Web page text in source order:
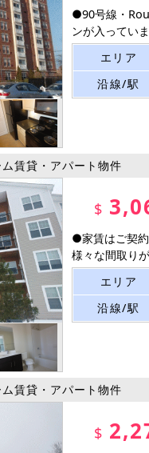
●90号線・
ンが入ってい
エリア
沿線/駅
賃貸・アパート物件
$
●家賃はご契
様々な間取り
エリア
沿線/駅
賃貸・アパート物件
$